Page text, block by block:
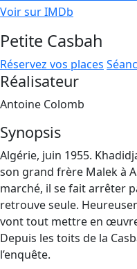
Voir sur IMDb
Petite Casbah
Réservez vos places
Réalisateur
Antoine Colomb
Synopsis
Algérie, juin 1955.
son grand frère Malek à
marché, il se fait arrêter
retrouve seule.
vont tout mettre en
Depuis les toits de la
l’enquête.